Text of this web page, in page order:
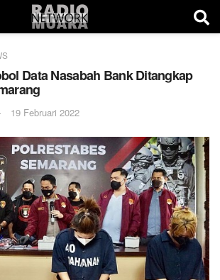
Data Nasabah Bank Ditangkap
19 Februari 2022